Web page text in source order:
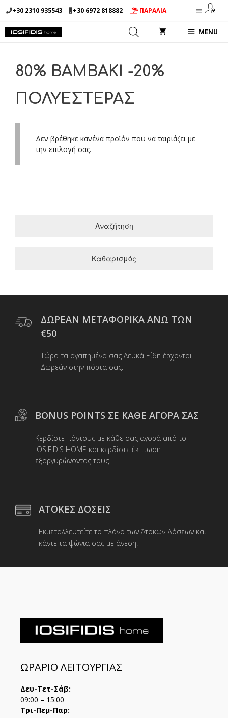
Μετάβαση
σε
περιεχόμενο
+30 2310 935543 +30 6972 818882 ΠΑΡΑΛΙΑ
MENU
80% BAMBAKI -20%
ΠΟΛΥΕΣΤΕΡΑΣ
Δεν βρέθηκε κανένα προϊόν που να ταιριάζει με
την επιλογή σας.
Αναζήτηση
Καθαρισμός
ΔΩΡΕΑΝ ΜΕΤΑΦΟΡΙΚΑ ΑΝΩ ΤΩΝ
€50
Τώρα τα αγαπημένα σας Λευκά Είδη έρχονται
Δωρεάν στην πόρτα σας.
BONUS POINTS ΣΕ ΚΑΘΕ ΑΓΟΡΑ ΣΑΣ
Κερδίστε πόντους με κάθε σας αγορά από το
IOSIFIDIS HOME και κερδίστε έκπτωση
εξαργυρώνοντας τους.
ΑΤΟΚΕΣ ΔΟΣΕΙΣ
Εκμεταλλευτείτε το πλάνο των Άτοκων Δόσεων και
κάντε τα ψώνια σας με άνεση.
ΩΡΑΡΙΟ ΛΕΙΤΟΥΡΓΙΑΣ
Δευ-Τετ-Σάβ:
09:00 – 15:00
Τρι-Πεμ-Παρ: